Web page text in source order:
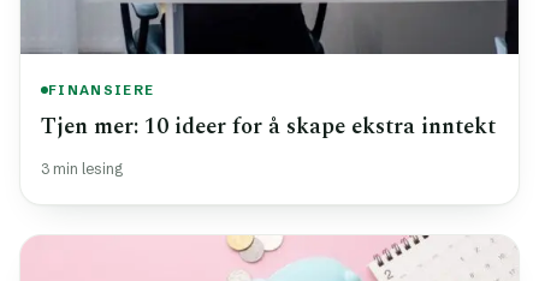
FINANSIERE
Tjen mer: 10 ideer for å skape ekstra inntekt
3 min lesing